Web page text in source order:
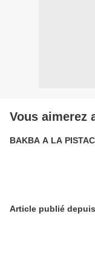
Vous aimerez
BAKBA A LA